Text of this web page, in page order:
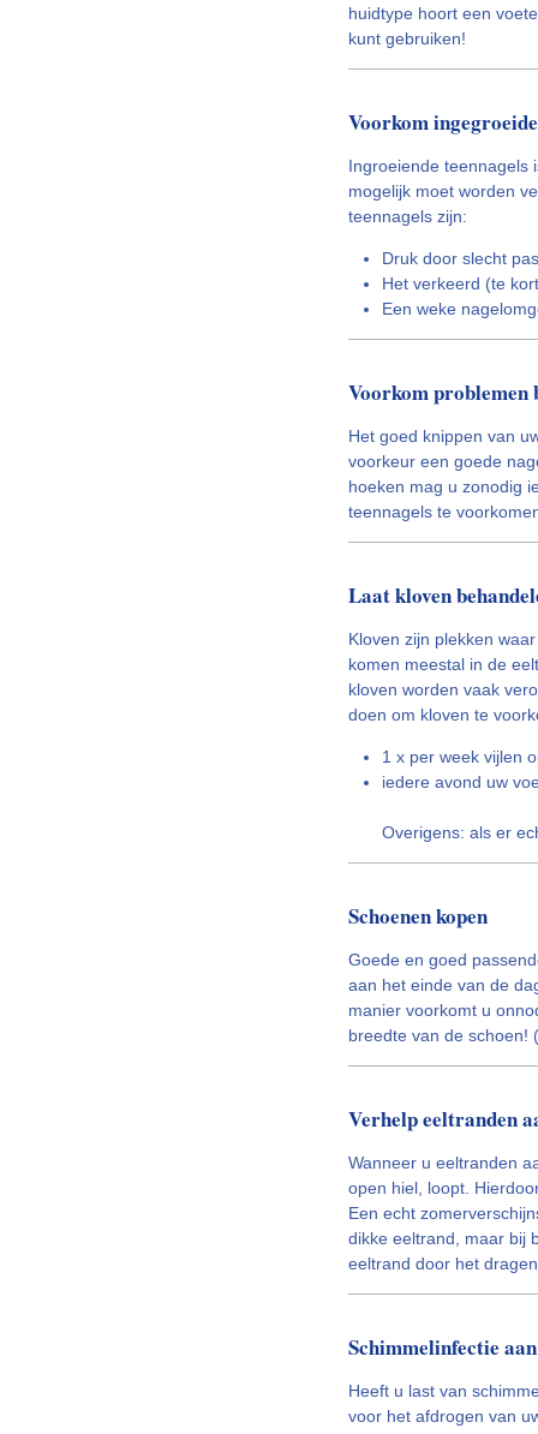
huidtype hoort een
kunt gebruiken!
Voorkom
Ingroeiende teennagels
mogelijk moet worden
teennagels zijn:
Druk door slecht
Het verkeerd (te
Een weke
Voorkom problemen
Het goed knippen van
voorkeur een goede
hoeken mag u zonodig
teennagels te
Laat kloven
Kloven zijn plekken
komen meestal in de
kloven worden vaak
doen om kloven te
1 x per week vijlen
iedere avond uw
Overigens: als er
Schoenen kopen
Goede en goed
aan het einde van de
manier voorkomt u
breedte van de schoen!
Verhelp eeltranden
Wanneer u eeltranden
open hiel, loopt.
Een echt
dikke eeltrand, maar bij
eeltrand door het
Schimmelinfectie
Heeft u last van
voor het afdrogen van